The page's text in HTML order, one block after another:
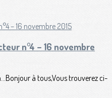
n°4 – 16 novembre
à tous,Vous trouverez ci-